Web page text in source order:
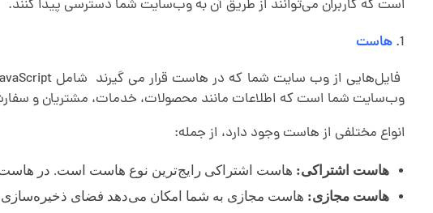
است که کاربران می‌توانند از طریق آن به وب‌سایت شما دسترسی پیدا کنند.
هاست
وب‌سایت شما است که اطلاعات مانند محصولات، خدمات، مشتریان و
انواع مختلفی از هاست وجود دارد، از جمله:
هاست اشتراکی: هاست اشتراکی رایج‌ترین نوع هاست است. در هاست
هاست مجازی: هاست مجازی به شما امکان می‌دهد فضای ذخیره‌سازی